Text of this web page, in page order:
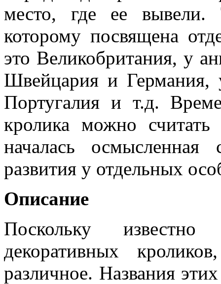
место, где ее вывели.
которому посвящена
это Великобритания, у
Швейцария и
Португалия и т.д.
кролика можно считать
началась осмысленная
развития у отдельных
Описание
Поскольку
декоративных
различное. Названия